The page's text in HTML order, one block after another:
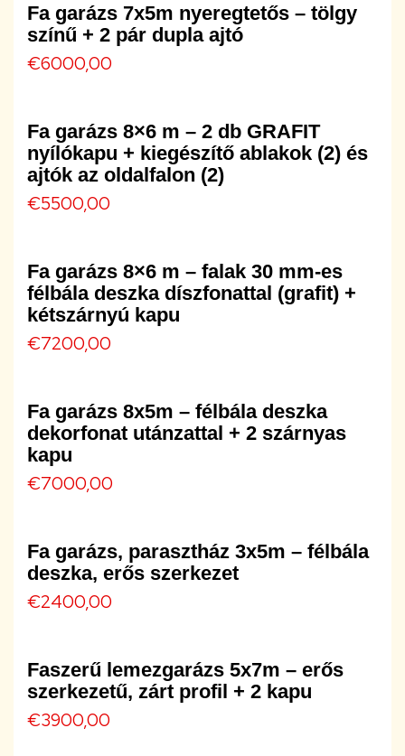
Fa garázs 7x5m nyeregtetős – tölgy
színű + 2 pár dupla ajtó
€6000,00
Fa garázs 8×6 m – 2 db GRAFIT
nyílókapu + kiegészítő ablakok (2) és
ajtók az oldalfalon (2)
€5500,00
Fa garázs 8×6 m – falak 30 mm-es
félbála deszka díszfonattal (grafit) +
kétszárnyú kapu
€7200,00
Fa garázs 8x5m – félbála deszka
dekorfonat utánzattal + 2 szárnyas
kapu
€7000,00
Fa garázs, parasztház 3x5m – félbála
deszka, erős szerkezet
€2400,00
Faszerű lemezgarázs 5x7m – erős
szerkezetű, zárt profil + 2 kapu
€3900,00